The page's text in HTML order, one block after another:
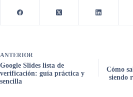
ANTERIOR
Google Slides lista de
verificación: guía práctica y
sencilla
Cómo
siendo